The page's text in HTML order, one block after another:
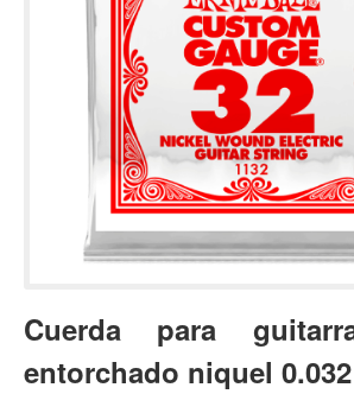
Pedales de efectos
Estuches y fundas
Fajas y colgantes
Accesorios
Cuerdas
Electrico
Amplificadores
Pedales de efectos
Cuerda para
entorchado niquel 0.032